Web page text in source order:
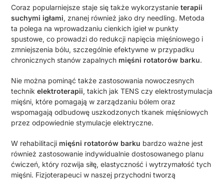
Coraz popularniejsze staje się także wykorzystanieterapii
suchymi igłami, znanej również jako dry needling. Metoda
ta polega na wprowadzaniu cienkich igieł w punkty
spustowe, co prowadzi do redukcji napięcia mięśniowego i
zmniejszenia bólu, szczególnie efektywne w przypadku
chronicznych stanów zapalnych mięśni rotatorów barku.
Nie można pominąć także zastosowania nowoczesnych
technikelektroterapii, takich jak TENS czy elektrostymulacja
mięśni, które pomagają w zarządzaniu bólem oraz
wspomagają odbudowę uszkodzonych tkanek mięśniowych
przez odpowiednie stymulacje elektryczne.
W rehabilitacji mięśni rotatorów barku bardzo ważne jest
również zastosowanie indywidualnie dostosowanego planu
ćwiczeń, który rozwija siłę, elastyczność i wytrzymałość tych
mięśni. Fizjoterapeuci w naszej przychodni tworzą